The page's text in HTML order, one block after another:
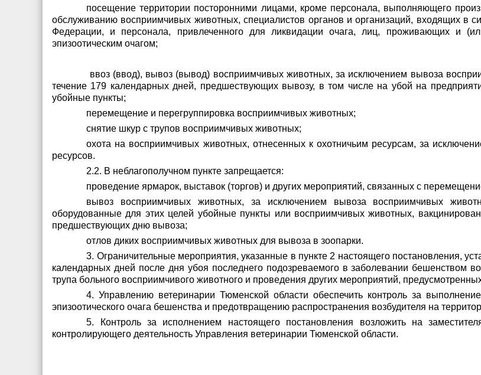
посещение территории посторонними лицами, кроме персонала, выполняющего
обслуживанию восприимчивых животных, специалистов органов и организаций, входящих в
Федерации, и персонала, привлеченного для ликвидации очага, лиц, проживающих и
эпизоотическим очагом;
ввоз (ввод), вывоз (вывод) восприимчивых животных, за исключением вывоза
течение 179 календарных дней, предшествующих вывозу, в том числе на убой на
убойные пункты;
перемещение и перегруппировка восприимчивых животных;
снятие шкур с трупов восприимчивых животных;
охота на восприимчивых животных, отнесенных к охотничьим ресурсам, за
ресурсов.
2.2. В неблагополучном пункте запрещается:
проведение ярмарок, выставок (торгов) и других мероприятий, связанных с
вывоз восприимчивых животных, за исключением вывоза восприимчивых
оборудованные для этих целей убойные пункты или восприимчивых животных,
предшествующих дню вывоза;
отлов диких восприимчивых животных для вывоза в зоопарки.
3. Ограничительные мероприятия, указанные в пункте 2 настоящего постановления,
календарных дней после дня убоя последнего подозреваемого в заболевании бешенством
трупа больного восприимчивого животного и проведения других мероприятий,
4. Управлению ветеринарии Тюменской области обеспечить контроль за
эпизоотического очага бешенства и предотвращению распространения возбудителя на
5. Контроль за исполнением настоящего постановления возложить на
контролирующего деятельность Управления ветеринарии Тюменской области.